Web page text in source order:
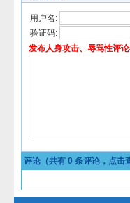
用户名:
验证码:
发布人身攻击、辱骂性评
评论（共有 0 条评论，点击